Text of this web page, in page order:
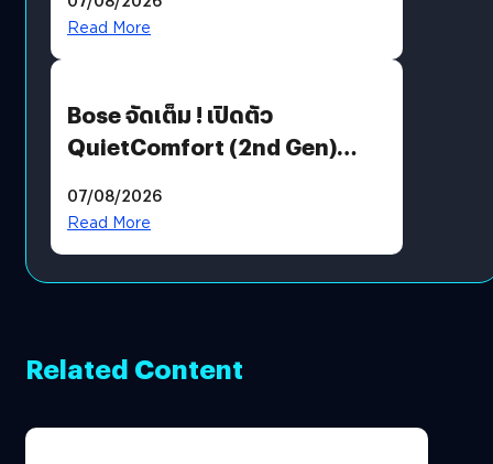
มีภาษาไทยด้วย
Read More
Bose จัดเต็ม ! เปิดตัว
QuietComfort (2nd Gen)
07/08/2026
Read More
Related Content